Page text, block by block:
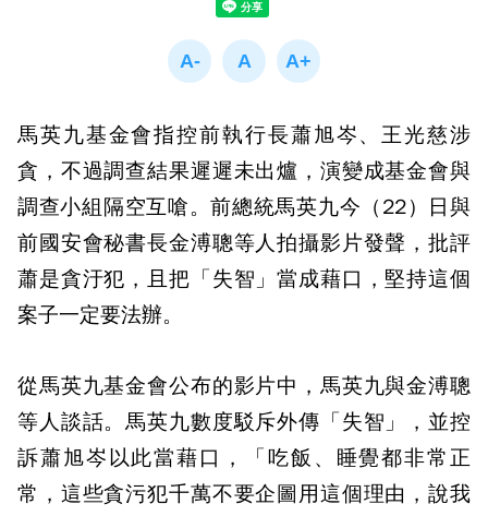
馬英九基金會指控前執行長蕭旭岑、王光慈涉
貪，不過調查結果遲遲未出爐，演變成基金會與
調查小組隔空互嗆。前總統馬英九今（22）日與
前國安會秘書長金溥聰等人拍攝影片發聲，批評
蕭是貪汙犯，且把「失智」當成藉口，堅持這個
案子一定要法辦。
從馬英九基金會公布的影片中，馬英九與金溥聰
等人談話。馬英九數度駁斥外傳「失智」，並控
訴蕭旭岑以此當藉口，「吃飯、睡覺都非常正
常，這些貪污犯千萬不要企圖用這個理由，說我